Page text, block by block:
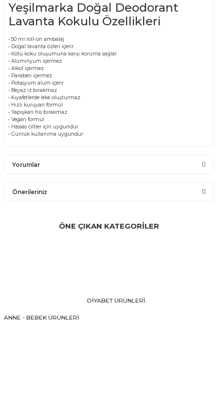
Yeşilmarka Doğal Deodorant
Lavanta Kokulu Özellikleri
• 50 ml roll-on ambalaj
• Doğal lavanta özleri içerir
• Kötü koku oluşumuna karşı koruma sağlar
• Alüminyum içermez
• Alkol içermez
• Paraben içermez
• Potasyum alum içerir
• Beyaz iz bırakmaz
• Kıyafetlerde leke oluşturmaz
• Hızlı kuruyan formül
• Yapışkan his bırakmaz
• Vegan formül
• Hassas ciltler için uygundur
• Günlük kullanıma uygundur
Yorumlar
Önerileriniz
konularda yetersiz gördüğünüz noktaları öneri formunu
kullanarak tarafımıza iletebilirsiniz.
Bu ürüne benzer farklı alternatifler olmalı.
ÖNE ÇIKAN KATEGORİLER
ANNE - BEBEK ÜRÜNLERİ
DİYABET ÜRÜNLERİ